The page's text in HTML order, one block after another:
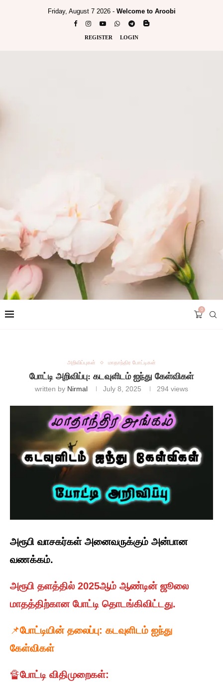
Friday, August 7 2026 - Welcome to Aroobi
REGISTER LOGIN
0
அறிவிப்புகள் மாதாந்திர போட்டிகள்
போட்டி அறிவிப்பு: கடவுளிடம் ஐந்து கேள்விகள்
written by Nirmal July 8, 2025 294 views
அரூபி வாசகர்கள் அனைவருக்கும் அன்பான
வணக்கம்.
அரூபி தளத்தில் 2025ஆம் ஆண்டின் ஜூலை
மாதத்திற்கான போட்டி தொடங்கிவிட்டது.
📌போட்டியின்தலைப்பு: கடவுளிடம் ஐந்து
கேள்விகள்
🔏போட்டி விதிமுறைகள்: